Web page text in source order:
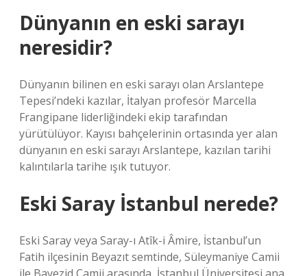
Dünyanın en eski sarayı
neresidir?
Dünyanın bilinen en eski sarayı olan Arslantepe
Tepesi’ndeki kazılar, İtalyan profesör Marcella
Frangipane liderliğindeki ekip tarafından
yürütülüyor. Kayısı bahçelerinin ortasında yer alan
dünyanın en eski sarayı Arslantepe, kazılan tarihi
kalıntılarla tarihe ışık tutuyor.
Eski Saray İstanbul nerede?
Eski Saray veya Saray-ı Atîk-i Âmire, İstanbul’un
Fatih ilçesinin Beyazıt semtinde, Süleymaniye Camii